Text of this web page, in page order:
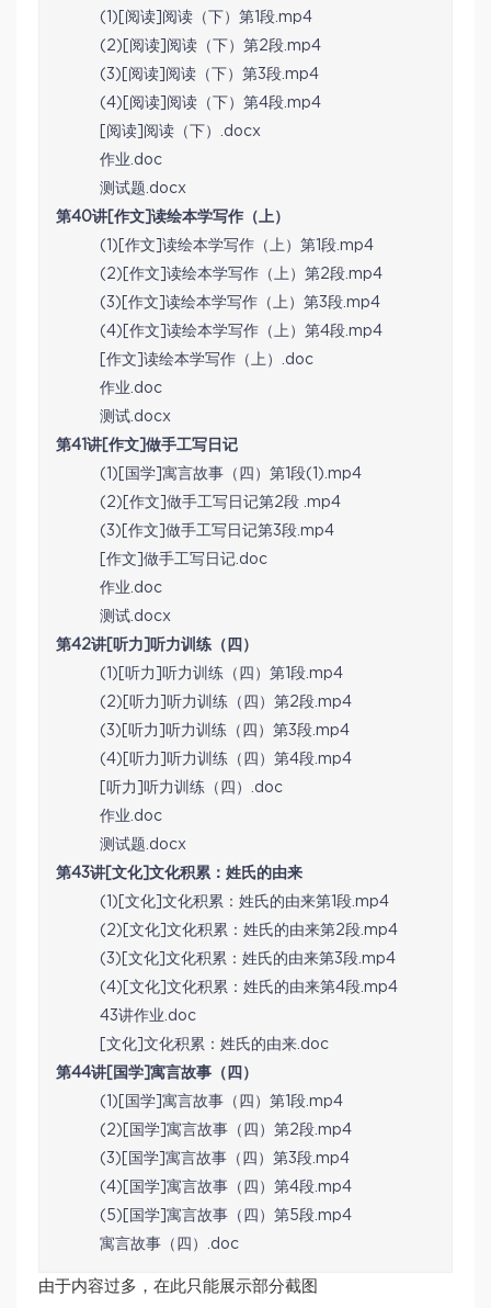
(1)[阅读]阅读（下）第1段.mp4
(2)[阅读]阅读（下）第2段.mp4
(3)[阅读]阅读（下）第3段.mp4
(4)[阅读]阅读（下）第4段.mp4
[阅读]阅读（下）.docx
作业.doc
测试题.docx
第40讲[作文]读绘本学写作（上）
(1)[作文]读绘本学写作（上）第1段.mp4
(2)[作文]读绘本学写作（上）第2段.mp4
(3)[作文]读绘本学写作（上）第3段.mp4
(4)[作文]读绘本学写作（上）第4段.mp4
[作文]读绘本学写作（上）.doc
作业.doc
测试.docx
第41讲[作文]做手工写日记
(1)[国学]寓言故事（四）第1段(1).mp4
(2)[作文]做手工写日记第2段 .mp4
(3)[作文]做手工写日记第3段.mp4
[作文]做手工写日记.doc
作业.doc
测试.docx
第42讲[听力]听力训练（四）
(1)[听力]听力训练（四）第1段.mp4
(2)[听力]听力训练（四）第2段.mp4
(3)[听力]听力训练（四）第3段.mp4
(4)[听力]听力训练（四）第4段.mp4
[听力]听力训练（四）.doc
作业.doc
测试题.docx
第43讲[文化]文化积累：姓氏的由来
(1)[文化]文化积累：姓氏的由来第1段.mp4
(2)[文化]文化积累：姓氏的由来第2段.mp4
(3)[文化]文化积累：姓氏的由来第3段.mp4
(4)[文化]文化积累：姓氏的由来第4段.mp4
43讲作业.doc
[文化]文化积累：姓氏的由来.doc
第44讲[国学]寓言故事（四）
(1)[国学]寓言故事（四）第1段.mp4
(2)[国学]寓言故事（四）第2段.mp4
(3)[国学]寓言故事（四）第3段.mp4
(4)[国学]寓言故事（四）第4段.mp4
(5)[国学]寓言故事（四）第5段.mp4
寓言故事（四）.doc
由于内容过多，在此只能展示部分截图